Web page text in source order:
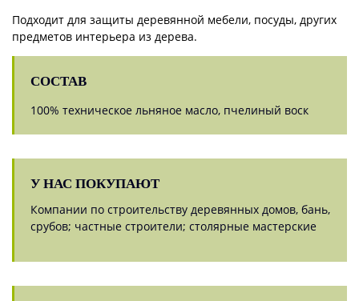
Подходит для защиты деревянной мебели, посуды, других
предметов интерьера из дерева.
СОСТАВ
100% техническое льняное масло, пчелиный воск
У НАС ПОКУПАЮТ
Компании по строительству деревянных домов, бань,
срубов; частные строители; столярные мастерские